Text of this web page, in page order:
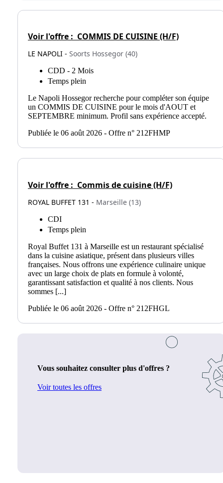
Voir l'offre : COMMIS DE CUISINE (H/F)
LE NAPOLI - Soorts Hossegor (40)
CDD - 2 Mois
Temps plein
Le Napoli Hossegor recherche pour compléter son équipe
un COMMIS DE CUISINE pour le mois d'AOUT et
SEPTEMBRE minimum. Profil sans expérience accepté.
Publiée le 06 août 2026 - Offre n° 212FHMP
Voir l'offre : Commis de cuisine (H/F)
ROYAL BUFFET 131 - Marseille (13)
CDI
Temps plein
Royal Buffet 131 à Marseille est un restaurant spécialisé
dans la cuisine asiatique, présent dans plusieurs villes
françaises. Nous offrons une expérience culinaire unique
avec un large choix de plats en formule à volonté,
garantissant satisfaction et qualité à nos clients. Nous
sommes [...]
Publiée le 06 août 2026 - Offre n° 212FHGL
Vous souhaitez consulter plus d'offres ?
Voir toutes les offres